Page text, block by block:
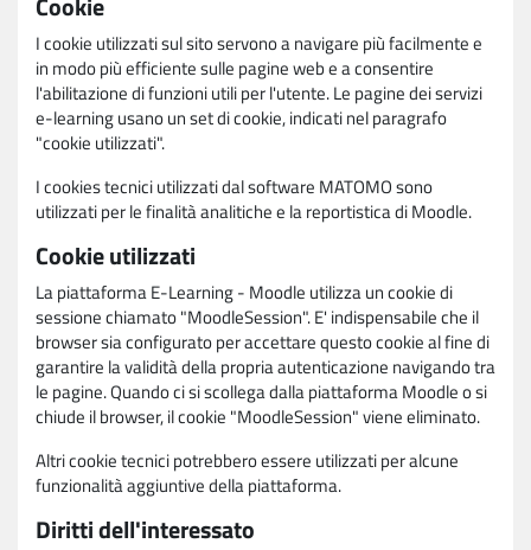
I cookie utilizzati sul sito servono a navigare più facilmente e
in modo più efficiente sulle pagine web e a consentire
l'abilitazione di funzioni utili per l'utente. Le pagine dei servizi
e-learning usano un set di cookie, indicati nel paragrafo
"cookie utilizzati".
I cookies tecnici utilizzati dal software MATOMO sono
utilizzati per le finalità analitiche e la reportistica di Moodle.
Cookie utilizzati
La piattaforma E-Learning - Moodle utilizza un cookie di
sessione chiamato "MoodleSession". E' indispensabile che il
browser sia configurato per accettare questo cookie al fine di
garantire la validità della propria autenticazione navigando tra
le pagine. Quando ci si scollega dalla piattaforma Moodle o si
chiude il browser, il cookie "MoodleSession" viene eliminato.
Altri cookie tecnici potrebbero essere utilizzati per alcune
funzionalità aggiuntive della piattaforma.
Diritti dell'interessato